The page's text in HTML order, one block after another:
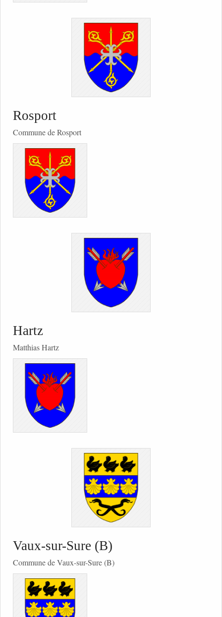
Rosport
Commune de Rosport
Hartz
Matthias Hartz
Vaux-sur-Sure (B)
Commune de Vaux-sur-Sure (B)